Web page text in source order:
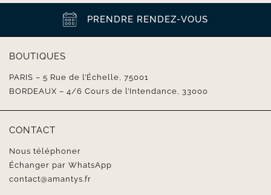
PRENDRE RENDEZ-VOUS
BOUTIQUES
PARIS – 5 Rue de l’Échelle, 75001
BORDEAUX – 4/6 Cours de l’Intendance, 33000
CONTACT
Nous téléphoner
Échanger par WhatsApp
contact@amantys.fr